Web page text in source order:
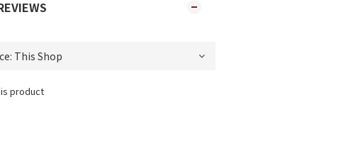
product